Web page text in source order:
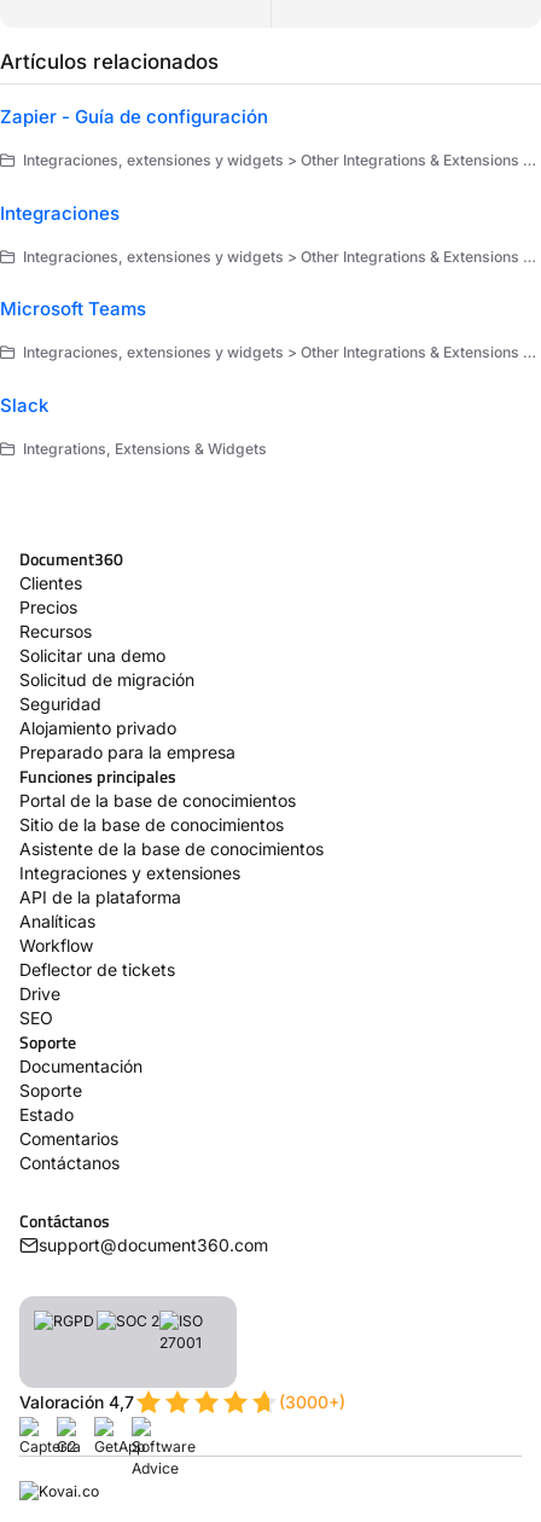
Artículos relacionados
Zapier - Guía de configuración
Integraciones, extensiones y widgets > Other Integrations & Extensions > Extensiones > Zapier
Integraciones
Integraciones, extensiones y widgets > Other Integrations & Extensions > Integraciones
Microsoft Teams
Integraciones, extensiones y widgets > Other Integrations & Extensions > Extensiones
Slack
Integrations, Extensions & Widgets
Document360
Clientes
Precios
Recursos
Solicitar una demo
Solicitud de migración
Seguridad
Alojamiento privado
Preparado para la empresa
Funciones principales
Portal de la base de conocimientos
Sitio de la base de conocimientos
Asistente de la base de conocimientos
Integraciones y extensiones
API de la plataforma
Analíticas
Workflow
Deflector de tickets
Drive
SEO
Soporte
Documentación
Soporte
Estado
Comentarios
Contáctanos
Contáctanos
support@document360.com
Valoración 4,7 (3000+)